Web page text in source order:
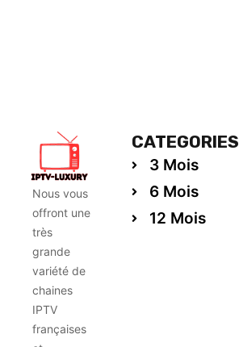
Nous vous
offront une
très
grande
variété de
chaines
IPTV
françaises
CATEGORIES
3 Mois
6 Mois
12 Mois